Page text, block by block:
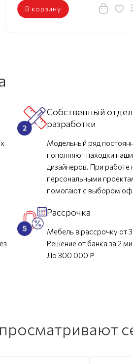
В корзину
Собственный отдел
разработки
Модельный ряд
пополняют находки
дизайнеров. При работе
персональными
помогают с выбором
Рассрочка
Мебель в рассрочку от
Решение от банка за 2
До 300 000 ₽